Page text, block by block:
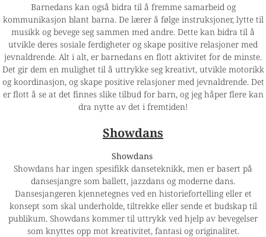
Barnedans kan også bidra til å fremme samarbeid og
kommunikasjon blant barna. De lærer å følge instruksjoner, lytte til
musikk og bevege seg sammen med andre. Dette kan bidra til å
utvikle deres sosiale ferdigheter og skape positive relasjoner med
jevnaldrende. Alt i alt, er barnedans en flott aktivitet for de minste.
Det gir dem en mulighet til å uttrykke seg kreativt, utvikle motorikk
og koordinasjon, og skape positive relasjoner med jevnaldrende. Det
er flott å se at det finnes slike tilbud for barn, og jeg håper flere kan
dra nytte av det i fremtiden!
Showdans
Showdans
Showdans har ingen spesifikk danseteknikk, men er basert på
dansesjangre som ballett, jazzdans og moderne dans.
Dansesjangeren kjennetegnes ved en historiefortelling eller et
konsept som skal underholde, tiltrekke eller sende et budskap til
publikum. Showdans kommer til uttrykk ved hjelp av bevegelser
som knyttes opp mot kreativitet, fantasi og originalitet.